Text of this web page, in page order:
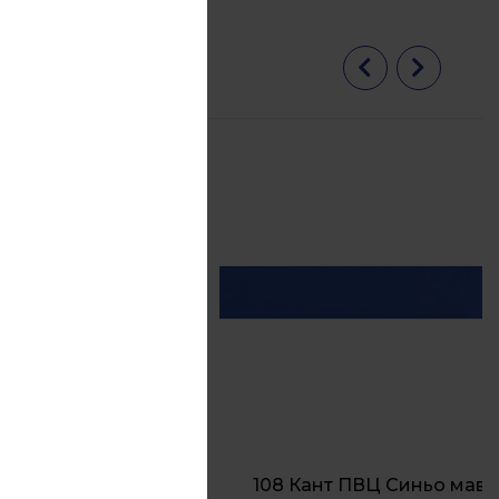
108 Кант ПВЦ Синьо мави